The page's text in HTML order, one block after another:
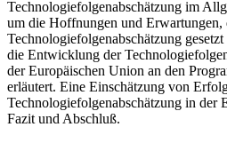
Technologiefolgenabschätzung im
um die Hoffnungen und Erwartungen,
Technologiefolgenabschätzung
die Entwicklung der
der Europäischen Union an den
erläutert. Eine Einschätzung von
Technologiefolgenabschätzung in der
Fazit und Abschluß.